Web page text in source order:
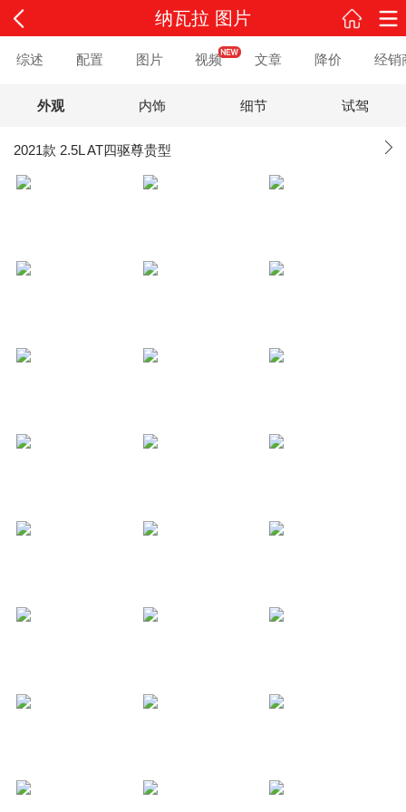
纳瓦拉 图片
综述 配置 图片 视频 文章 降价 经销
外观 内饰 细节 试驾
2021款 2.5L AT四驱尊贵型